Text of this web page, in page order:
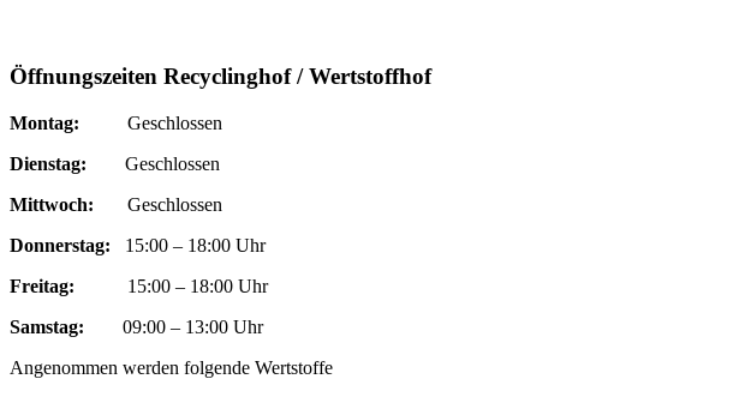
Öffnungszeiten Recyclinghof / Wertstoffhof
Montag: Geschlossen
Dienstag: Geschlossen
Mittwoch: Geschlossen
Donnerstag: 15:00 – 18:00 Uhr
Freitag: 15:00 – 18:00 Uhr
Samstag:
09:00 – 13:00 Uhr
Angenommen werden folgende Wertstoffe